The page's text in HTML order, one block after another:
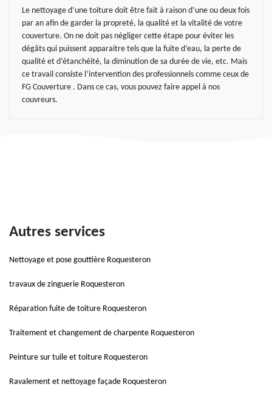
Le nettoyage d’une toiture doit être fait à raison d’une ou deux fois
par an afin de garder la propreté, la qualité et la vitalité de votre
couverture. On ne doit pas négliger cette étape pour éviter les
dégâts qui puissent apparaitre tels que la fuite d’eau, la perte de
qualité et d’étanchéité, la diminution de sa durée de vie, etc. Mais
ce travail consiste l’intervention des professionnels comme ceux de
FG Couverture . Dans ce cas, vous pouvez faire appel à nos
couvreurs.
Autres services
Nettoyage et pose gouttière Roquesteron
travaux de zinguerie Roquesteron
Réparation fuite de toiture Roquesteron
Traitement et changement de charpente Roquesteron
Peinture sur tuile et toiture Roquesteron
Ravalement et nettoyage façade Roquesteron